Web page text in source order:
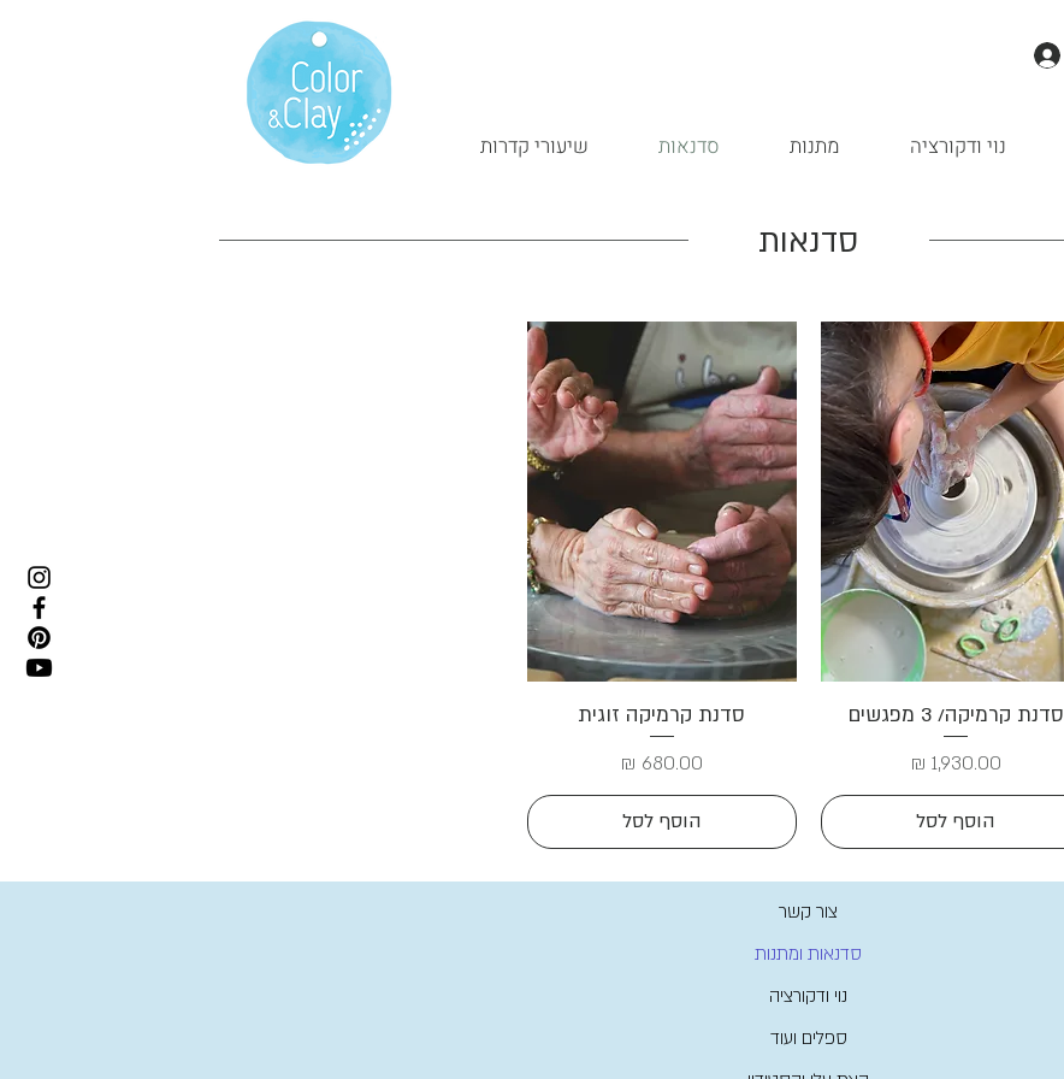
שיעורי קדרות סדנאות מתנות נוי ודקורציה
סדנאות
תצוגה מהירה
סדנת קרמיקה/ 3 מפגשים
מחיר
הוסף לסל
תצוגה מהירה
סדנת קרמיקה זוגית
מחיר
הוסף לסל
צור קשר
סדנאות ומתנות
נוי ודקורציה
ספלים ועוד